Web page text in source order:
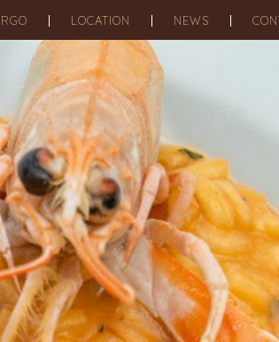
LOCATION NEWS